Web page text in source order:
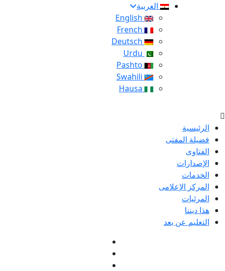
العربية
الرئيسية
فضيلة المفتى
الفتاوى
الإصدارات
الخدمات
المركز الإعلامى
المرئيات
هذا ديننا
التعليم عن بعد